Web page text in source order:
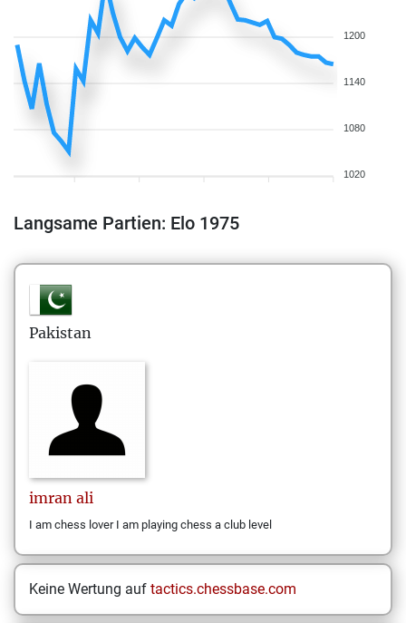
1200
1140
1080
1020
Langsame Partien: Elo 1975
Pakistan
imran ali
I am chess lover I am playing chess a club level
Keine Wertung auf tactics.chessbase.com